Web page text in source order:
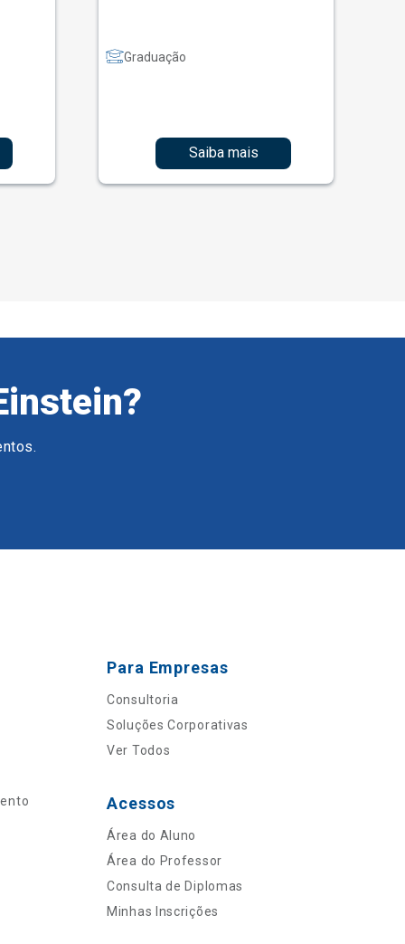
Graduação
Saiba mais
Para Empresas
Consultoria
Soluções Corporativas
Ver Todos
Acessos
Área do Aluno
Área do Professor
Consulta de Diplomas
Minhas Inscrições